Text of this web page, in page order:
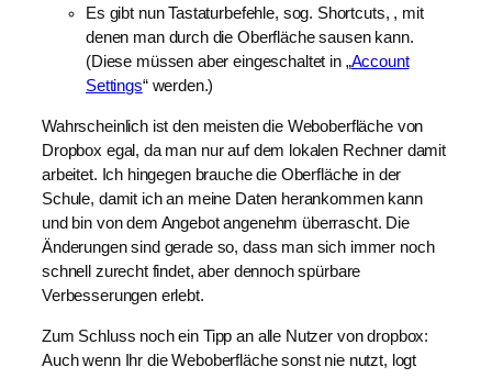
Es gibt nun Tastaturbefehle, sog. Shortcuts, , mit
denen man durch die Oberfläche sausen kann.
(Diese müssen aber eingeschaltet in „Account
Settings“ werden.)
Wahrscheinlich ist den meisten die Weboberfläche von
Dropbox egal, da man nur auf dem lokalen Rechner damit
arbeitet. Ich hingegen brauche die Oberfläche in der
Schule, damit ich an meine Daten herankommen kann
und bin von dem Angebot angenehm überrascht. Die
Änderungen sind gerade so, dass man sich immer noch
schnell zurecht findet, aber dennoch spürbare
Verbesserungen erlebt.
Zum Schluss noch ein Tipp an alle Nutzer von dropbox:
Auch wenn Ihr die Weboberfläche sonst nie nutzt, logt